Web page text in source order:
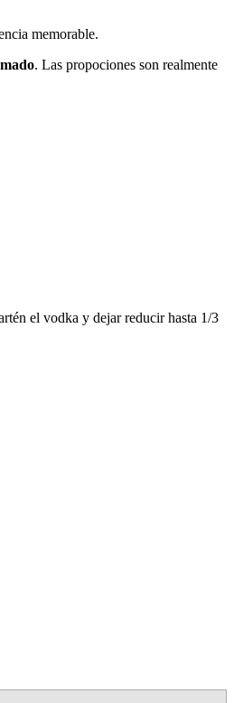
memorable.
. Las propociones son realmente
el vodka y dejar reducir hasta 1/3